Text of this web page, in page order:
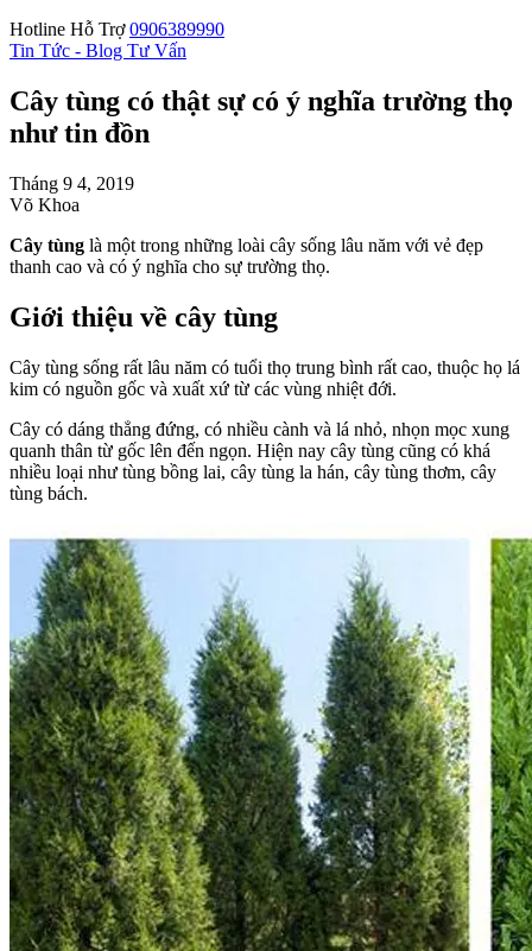
Hotline Hỗ Trợ 0906389990
Tin Tức - Blog Tư Vấn
Cây tùng có thật sự có ý nghĩa trường thọ
như tin đồn
Tháng 9 4, 2019
Võ Khoa
Cây tùng là một trong những loài cây sống lâu năm với vẻ đẹp
thanh cao và có ý nghĩa cho sự trường thọ.
Giới thiệu về cây tùng
Cây tùng sống rất lâu năm có tuổi thọ trung bình rất cao, thuộc họ lá
kim có nguồn gốc và xuất xứ từ các vùng nhiệt đới.
Cây có dáng thẳng đứng, có nhiều cành và lá nhỏ, nhọn mọc xung
quanh thân từ gốc lên đến ngọn. Hiện nay cây tùng cũng có khá
nhiều loại như tùng bồng lai, cây tùng la hán, cây tùng thơm, cây
tùng bách.